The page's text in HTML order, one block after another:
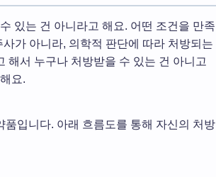
있는 건 아니라고 해요. 어떤 조건을 만족
가 아니라, 의학적 판단에 따라 처방되는
해서 누구나 처방받을 수 있는 건 아니고
요.
입니다. 아래 흐름도를 통해 자신의 처방